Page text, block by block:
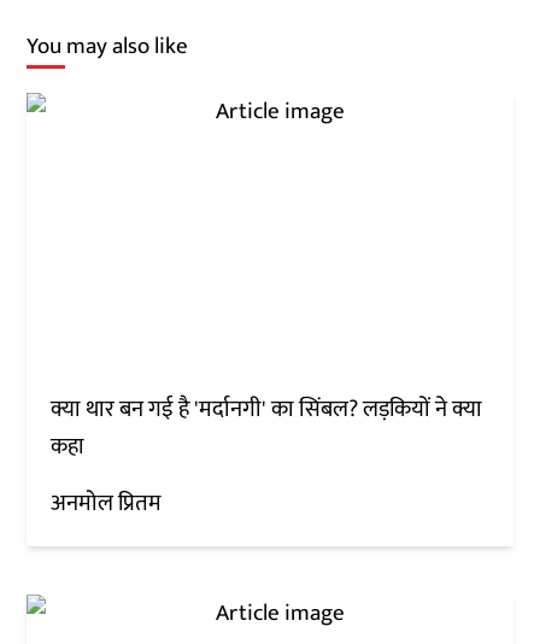
You may also like
क्या थार बन गई है 'मर्दानगी' का सिंबल? लड़कियों ने क्या
कहा
अनमोल प्रितम